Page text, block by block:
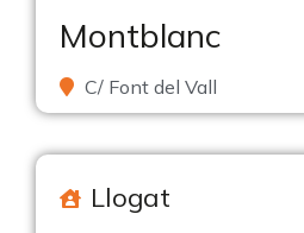
Montblanc
C/ Font del Vall
Llogat